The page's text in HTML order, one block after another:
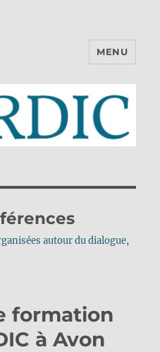
MENU
autour du dialogue,
formation
à Avon